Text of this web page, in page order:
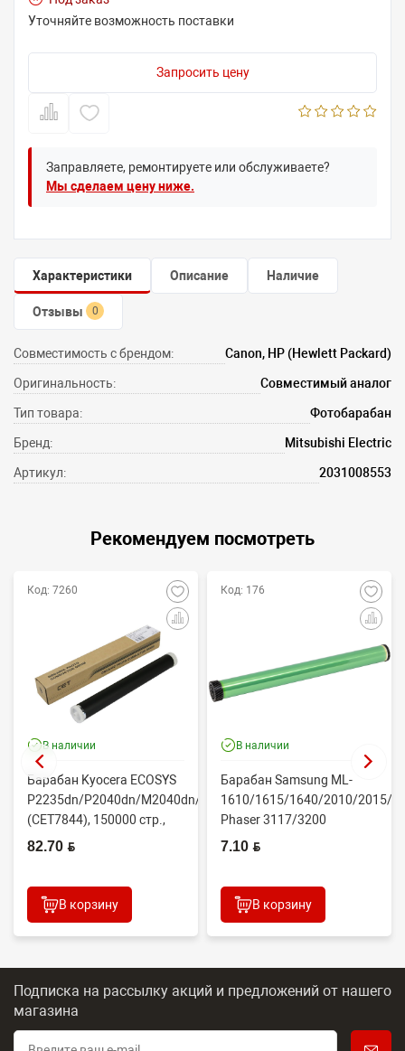
Уточняйте возможность поставки
Запросить цену
Заправляете, ремонтируете или обслуживаете?
Мы сделаем цену ниже.
Характеристики Описание Наличие
Отзывы 0
Совместимость с брендом: Canon, HP (Hewlett Packard)
Оригинальность: Совместимый аналог
Тип товара: Фотобарабан
Бренд: Mitsubishi Electric
Артикул: 2031008553
Рекомендуем посмотреть
Код: 7260
В наличии
Барабан Kyocera ECOSYS
P2235dn/P2040dn/M2040dn/M2540dw
(CET7844), 150000 стр.,
Япония
82.70 BYN
В корзину
Код: 176
В наличии
Барабан Samsung ML-
1610/1615/1640/2010/2015/
Phaser 3117/3200
(CONTENT)
7.10 BYN
В корзину
Подписка на рассылку акций и предложений от нашего
магазина